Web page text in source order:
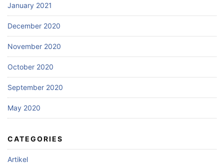
January 2021
December 2020
November 2020
October 2020
September 2020
May 2020
CATEGORIES
Artikel